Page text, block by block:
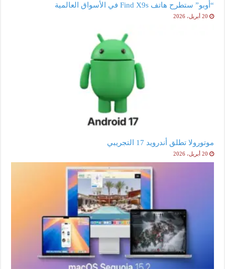
“أوبو” ستطرح هاتف Find X9s في الأسواق العالمية
20 أبريل، 2026
موتورولا تطلق أندرويد 17 التجريبي
20 أبريل، 2026